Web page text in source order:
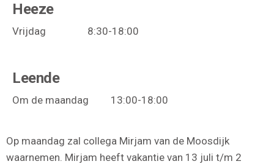
Heeze
Vrijdag 8:30-18:00
Leende
Om de maandag 13:00-18:00
Op maandag zal collega Mirjam van de Moosdijk
waarnemen. Mirjam heeft vakantie van 13 juli t/m 2